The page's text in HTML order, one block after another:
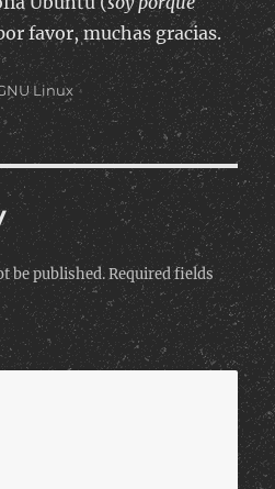
favor, muchas gracias.
Linux
be published. Required fields